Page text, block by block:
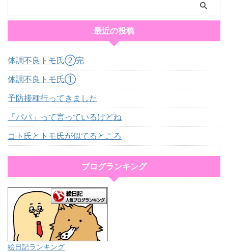
最近の投稿
体調不良トモ氏②完
体調不良トモ氏①
予防接種行ってきました
「パパ」って言っているけどね
コト氏とトモ氏が似てるところ
ブログランキング
絵日記ランキング